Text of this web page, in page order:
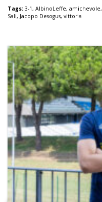
Tags: 3-1, AlbinoLeffe, amichevole,
Sali, Jacopo Desogus, vittoria